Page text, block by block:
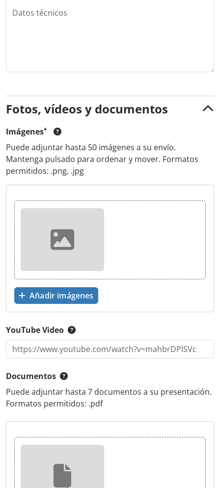
Datos técnicos
Fotos, vídeos y documentos
Imágenes
Puede adjuntar hasta 50 imágenes a su envío.
Mantenga pulsado para ordenar y mover. Formatos
permitidos: .png, .jpg
Añadir imágenes
YouTube Video
Documentos
Puede adjuntar hasta 7 documentos a su presentación.
Formatos permitidos: .pdf